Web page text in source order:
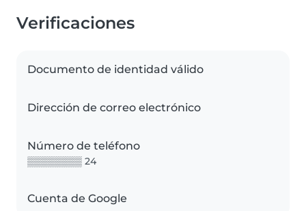
Verificaciones
Documento de identidad válido
Dirección de correo electrónico
Número de teléfono
▒▒▒▒▒▒▒▒ 24
Cuenta de Google